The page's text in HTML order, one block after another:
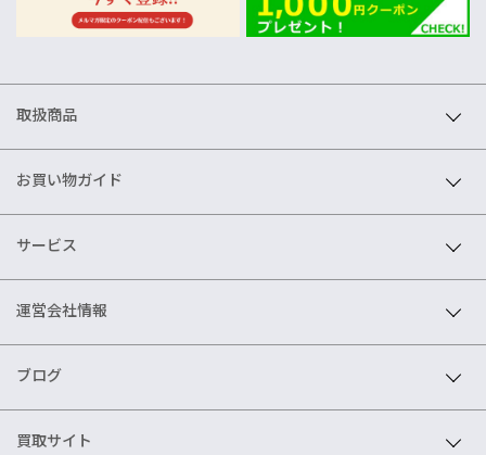
取扱商品
お買い物ガイド
サービス
運営会社情報
ブログ
買取サイト